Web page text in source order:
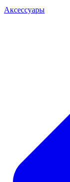
Аксессуары